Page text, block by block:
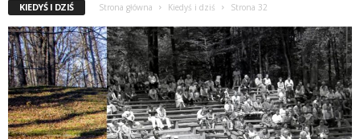
KIEDYŚ I DZIŚ Strona główna Kiedyś i dziś Strona 32